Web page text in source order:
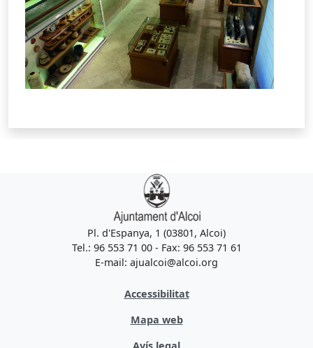
Pl. d'Espanya, 1 (03801, Alcoi)
Tel.: 96 553 71 00 - Fax: 96 553 71 61
E-mail: ajualcoi@alcoi.org
Accessibilitat
Mapa web
Avís legal